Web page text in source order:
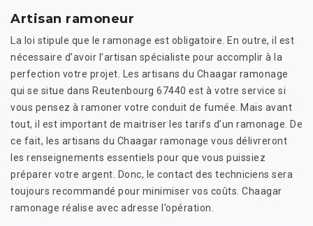
Artisan ramoneur
La loi stipule que le ramonage est obligatoire. En outre, il est
nécessaire d’avoir l’artisan spécialiste pour accomplir à la
perfection votre projet. Les artisans du Chaagar ramonage
qui se situe dans Reutenbourg 67440 est à votre service si
vous pensez à ramoner votre conduit de fumée. Mais avant
tout, il est important de maitriser les tarifs d’un ramonage. De
ce fait, les artisans du Chaagar ramonage vous délivreront
les renseignements essentiels pour que vous puissiez
préparer votre argent. Donc, le contact des techniciens sera
toujours recommandé pour minimiser vos coûts. Chaagar
ramonage réalise avec adresse l’opération.